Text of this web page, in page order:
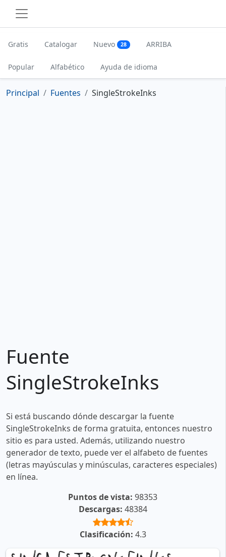
Gratis Catalogar Nuevo 28 ARRIBA
Popular Alfabético Ayuda de idioma
Principal Fuentes SingleStrokeInks
Fuente
SingleStrokeInks
Si está buscando dónde descargar la fuente
SingleStrokeInks de forma gratuita, entonces nuestro
sitio es para usted. Además, utilizando nuestro
generador de texto, puede ver el alfabeto de fuentes
(letras mayúsculas y minúsculas, caracteres especiales)
en línea.
Puntos de vista: 98353
Descargas: 48384
Clasificación: 4.3